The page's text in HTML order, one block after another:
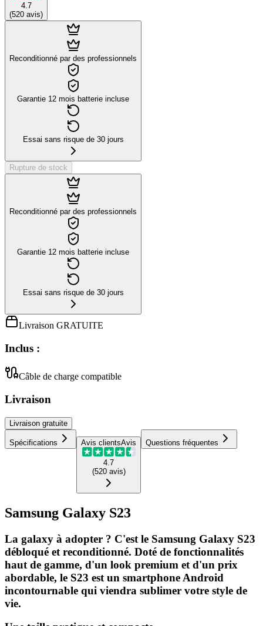
4.7
(520 avis)
Reconditionné par des professionnels
Garantie 12 mois batterie incluse
Essai sans risque de 30 jours
Rupture de stock
Reconditionné par des professionnels
Garantie 12 mois batterie incluse
Essai sans risque de 30 jours
Livraison GRATUITE
Inclus :
Câble de charge compatible
Livraison
Livraison gratuite
Spécifications Avis clientsAvis
4.7
(520 avis)
Questions fréquentes
Samsung Galaxy S23
La galaxy à adopter ? C'est le Samsung Galaxy S23
débloqué et reconditionné. Doté de fonctionnalités
haut de gamme, d'un look premium et d'un prix
abordable, le S23 est un smartphone Android
incontournable qui viendra sublimer votre style de
vie.